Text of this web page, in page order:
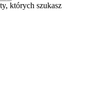
których szukasz